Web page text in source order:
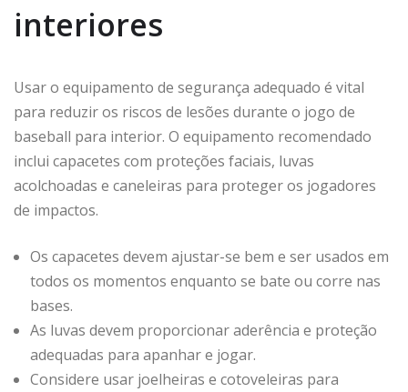
interiores
Usar o equipamento de segurança adequado é vital
para reduzir os riscos de lesões durante o jogo de
baseball para interior. O equipamento recomendado
inclui capacetes com proteções faciais, luvas
acolchoadas e caneleiras para proteger os jogadores
de impactos.
Os capacetes devem ajustar-se bem e ser usados em
todos os momentos enquanto se bate ou corre nas
bases.
As luvas devem proporcionar aderência e proteção
adequadas para apanhar e jogar.
Considere usar joelheiras e cotoveleiras para